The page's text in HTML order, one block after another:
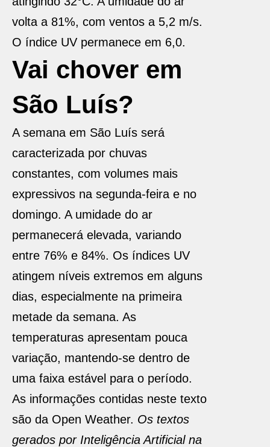
volta a 81%, com ventos a 5,2 m/s.
O índice UV permanece em 6,0.
Vai chover em
São Luís?
A semana em São Luís será
caracterizada por chuvas
constantes, com volumes mais
expressivos na segunda-feira e no
domingo. A umidade do ar
permanecerá elevada, variando
entre 76% e 84%. Os índices UV
atingem níveis extremos em alguns
dias, especialmente na primeira
metade da semana. As
temperaturas apresentam pouca
variação, mantendo-se dentro de
uma faixa estável para o período.
As informações contidas neste texto
são da Open Weather. Os textos
gerados por Inteligência Artificial na